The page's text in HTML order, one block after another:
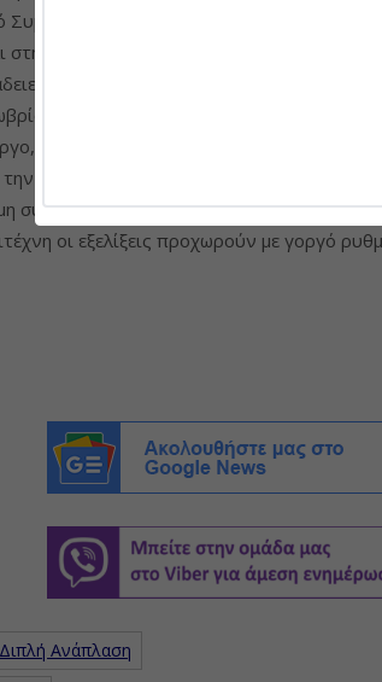
Αρχιτεκτονικής, για να
έγκριση της οικοδομικής άδειας. Και,
και κάνουμε όλες τις προβλεπόμενες
συνεργεία να ξεκινήσουν την
οι οποίες προφανώς θα περιλαμβάνουν
αύξηση της φέρουσας ικανότητας του
συμβολή της ΑΕΠ Ελαιώνα. Νομίζω είναι
οι εξελίξεις προχωρούν με γοργό
Διπλή Ανάπλαση